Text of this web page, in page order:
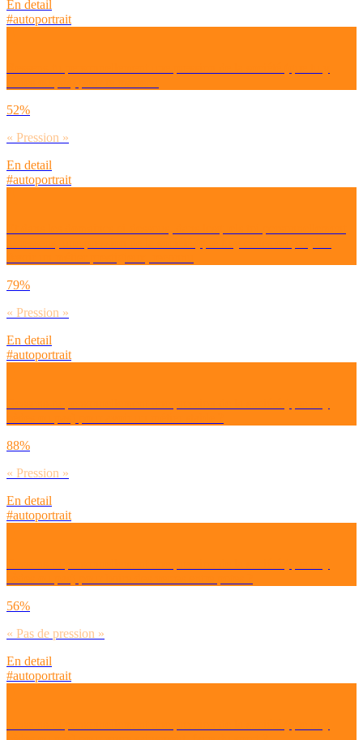
En detail
#autoportrait
52%
« Pression »
En detail
#autoportrait
79%
« Pression »
En detail
#autoportrait
88%
« Pression »
En detail
#autoportrait
56%
« Pas de pression »
En detail
#autoportrait